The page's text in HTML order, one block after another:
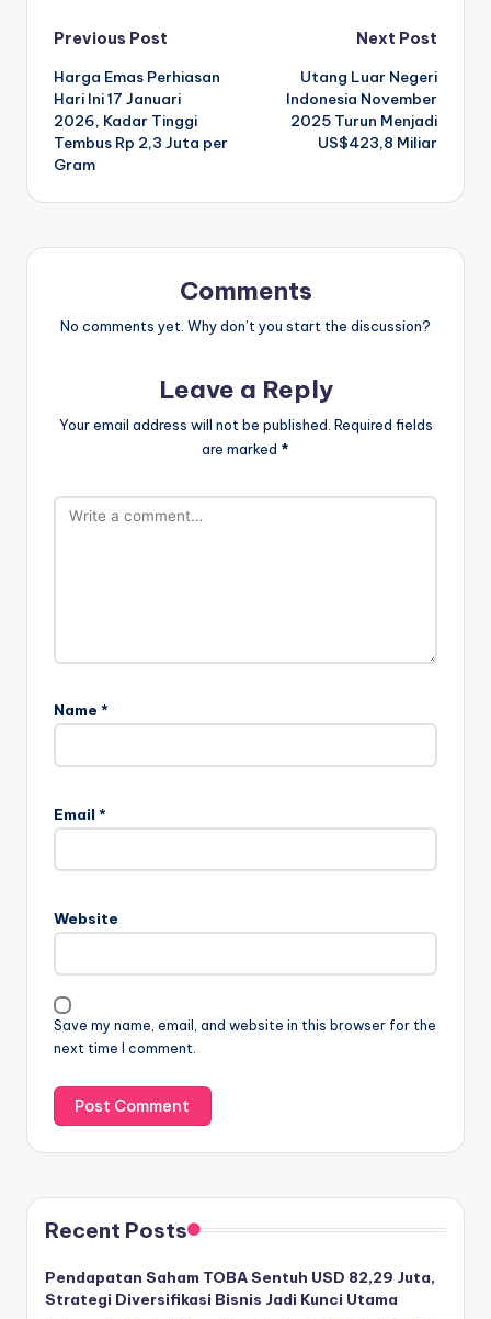
Post
navigation
Previous Post
Harga Emas Perhiasan
Hari Ini 17 Januari
2026, Kadar Tinggi
Tembus Rp 2,3 Juta per
Gram
Next Post
Utang Luar Negeri
Indonesia November
2025 Turun Menjadi
US$423,8 Miliar
Comments
No comments yet. Why don’t you start the discussion?
Leave a Reply
Your email address will not be published. Required fields
are marked *
Name *
Email *
Website
Save my name, email, and website in this browser for the
next time I comment.
Recent Posts
Pendapatan Saham TOBA Sentuh USD 82,29 Juta,
Strategi Diversifikasi Bisnis Jadi Kunci Utama